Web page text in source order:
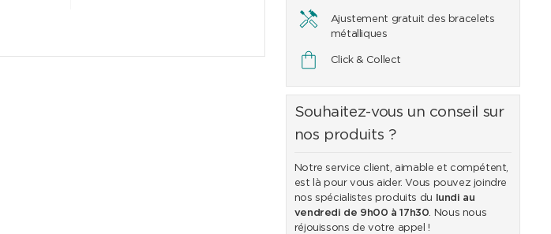
Ajustement gratuit des bracelets
métalliques
Click & Collect
Souhaitez-vous un conseil sur
nos produits ?
Notre service client, aimable et compétent,
est là pour vous aider. Vous pouvez joindre
nos spécialistes produits du
lundi au
vendredi de 9h00 à 17h30. Nous nous
réjouissons de votre appel !